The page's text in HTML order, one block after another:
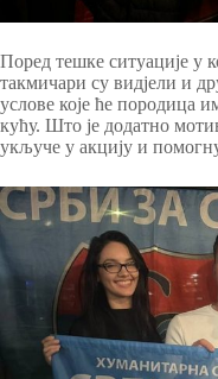
Поред тешке ситуације у
такмичари су видјели и
услове које ће породица
кућу. Што је додатно
укључе у акцију и